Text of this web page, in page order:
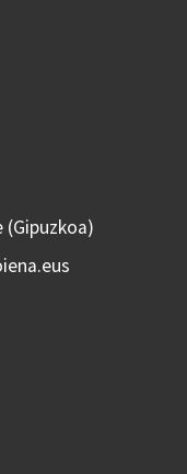
(Gipuzkoa)